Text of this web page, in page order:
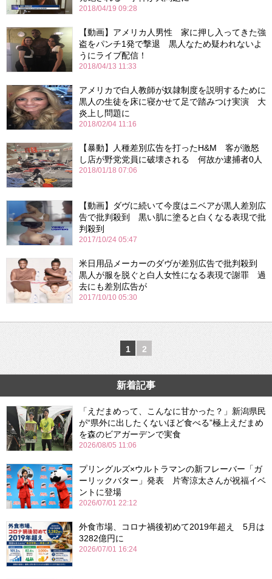
2018/04/19 09:28
【動画】アメリカ人男性 家に押し入ってきた強
盗をパンチ1発で撃退 黒人なため疑われないよ
うにライブ配信！
2018/04/13 11:33
アメリカで白人教師が奴隷制度を説明するために
黒人の生徒を床に寝かせて足で踏みつけ実演 大
炎上し問題に
2018/02/04 11:16
【暴動】人種差別広告を打ったH&M 客が激怒
し店が野党党員に破壊される 何故か逮捕者0人
2018/01/18 07:06
【動画】ダヴに続いて今度はニベアが黒人差別広
告で批判殺到 黒い肌に塗ると白くなる表現で批
判殺到
2017/10/24 05:47
米日用品メーカーのダヴが差別広告で批判殺到
黒人が服を脱ぐと白人女性になる表現で謝罪 過
去にも差別広告が
2017/10/10 05:30
1 2
新着記事
「えだまめって、こんなに甘かった？」新潟県民
が“県外に出したくないほど食べる”極上えだまめ
を森のビアガーデンで実食
2026/08/05 11:06
プリングルズ×ウルトラマンの新フレーバー「ガ
ーリックバター」発表 片寄涼太さんが祝福イベ
ントに登場
2026/07/01 22:12
外食市場、コロナ禍後初めて2019年超え 5月は
3282億円に
2026/07/01 16:24